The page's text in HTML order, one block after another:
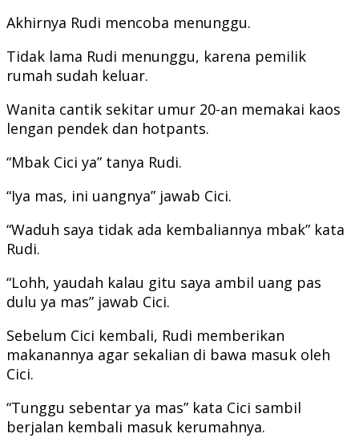
Akhirnya Rudi mencoba menunggu.
Tidak lama Rudi menunggu, karena pemilik
rumah sudah keluar.
Wanita cantik sekitar umur 20-an memakai kaos
lengan pendek dan hotpants.
“Mbak Cici ya” tanya Rudi.
“Iya mas, ini uangnya” jawab Cici.
“Waduh saya tidak ada kembaliannya mbak” kata
Rudi.
“Lohh, yaudah kalau gitu saya ambil uang pas
dulu ya mas” jawab Cici.
Sebelum Cici kembali, Rudi memberikan
makanannya agar sekalian di bawa masuk oleh
Cici.
“Tunggu sebentar ya mas” kata Cici sambil
berjalan kembali masuk kerumahnya.